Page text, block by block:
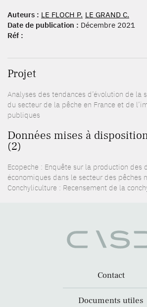
Auteurs : LE FLOCH P. LE GRAND C.
Date de publication : Décembre 2021
Réf :
Projet
Analyses des tendances d’évolution de la
du secteur de la pêche en France et de
publiques
Données mises à
(2)
Ecopeche : Enquête sur la production des
économiques dans le secteur des pêches
Conchyliculture : Recensement de la
Contact
Documents utiles